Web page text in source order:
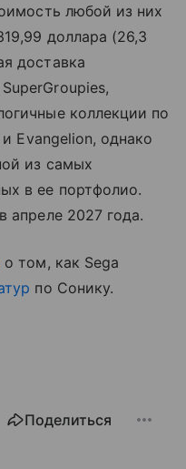
любой из них
доллара (26,3
доставка
коллекции по
Evangelion, однако
из самых
в ее портфолио.
апреле 2027 года.
о том, как Sega
по Сонику.
Поделиться